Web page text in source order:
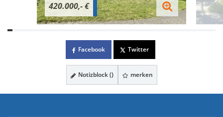
420.000,- €
Facebook Twitter
Notizblock () merken